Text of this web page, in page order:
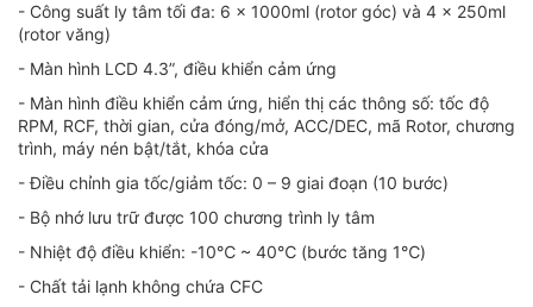
- Công suất ly tâm tối đa: 6 x 1000ml (rotor góc) và 4 x 250ml
(rotor văng)
- Màn hình LCD 4.3”, điều khiển cảm ứng
- Màn hình điều khiển cảm ứng, hiển thị các thông số: tốc độ
RPM, RCF, thời gian, cửa đóng/mở, ACC/DEC, mã Rotor, chương
trình, máy nén bật/tắt, khóa cửa
- Điều chỉnh gia tốc/giảm tốc: 0 – 9 giai đoạn (10 bước)
- Bộ nhớ lưu trữ được 100 chương trình ly tâm
- Nhiệt độ điều khiển: -10℃ ~ 40℃ (bước tăng 1℃)
- Chất tải lạnh không chứa CFC